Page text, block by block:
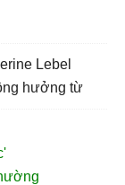
Lebel
hưởng từ